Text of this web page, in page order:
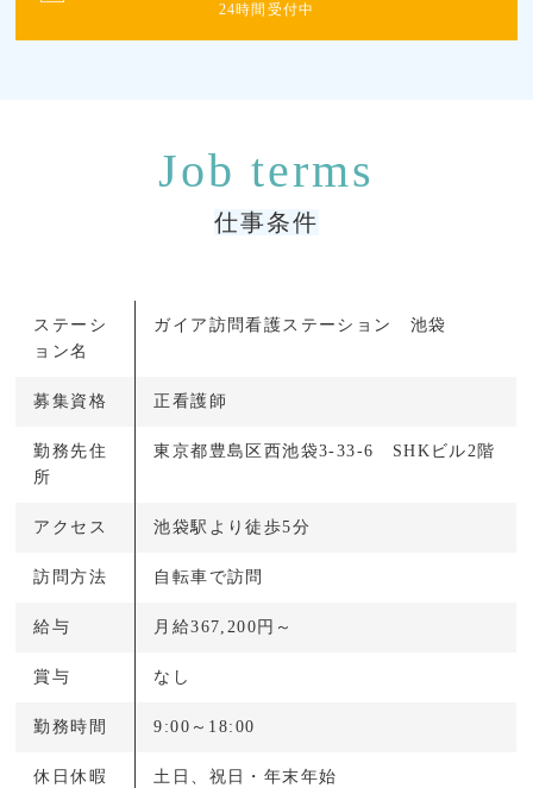
24時間受付中
仕事条件
ステーシ
ョン名
ガイア訪問看護ステーション 池袋
募集資格 正看護師
勤務先住
所
東京都豊島区西池袋3-33-6 SHKビル2階
アクセス 池袋駅より徒歩5分
訪問方法 自転車で訪問
給与 月給367,200円～
賞与 なし
勤務時間 9:00～18:00
休日休暇 土日、祝日・年末年始